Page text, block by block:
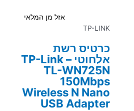
אזל מן המלאי
TP-LINK
כרטיס רשת
אלחוטי – TP-Link
TL-WN725N
150Mbps
Wireless N Nano
USB Adapter